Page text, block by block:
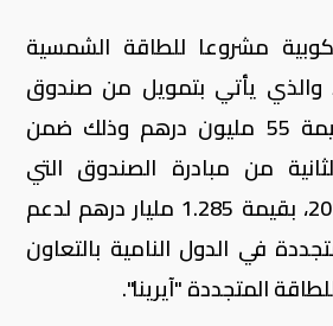
مشروعا للطاقة الشمسية
والذي يأتي بتمويل من صندوق
أبوظبي للتنمية بقيمة 55 مليون درهم وذلك ضمن
من مبادرة الصندوق التي
أطلقها في عام 2013، بقيمة 1.285 مليار درهم لدعم
في الدول النامية بالتعاون
المتجددة "آيرينا".